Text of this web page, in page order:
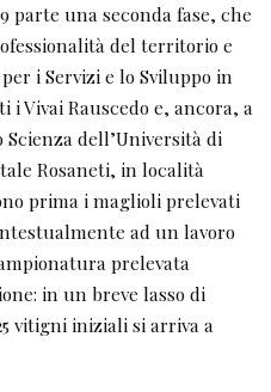
parte una seconda fase, che
del territorio e
per i Servizi e lo Sviluppo in
Vivai Rauscedo e, ancora, a
dell’Università di
Rosaneti, in località
prima i maglioli prelevati
ad un lavoro
prelevata
in un breve lasso di
vitigni iniziali si arriva a